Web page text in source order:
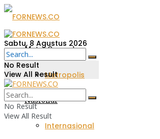
Metro Sumsel
Metropolis
Nasional
Internasional
Sabtu, 8 Agustus 2026
No Result
View All Result
No Result
View All Result